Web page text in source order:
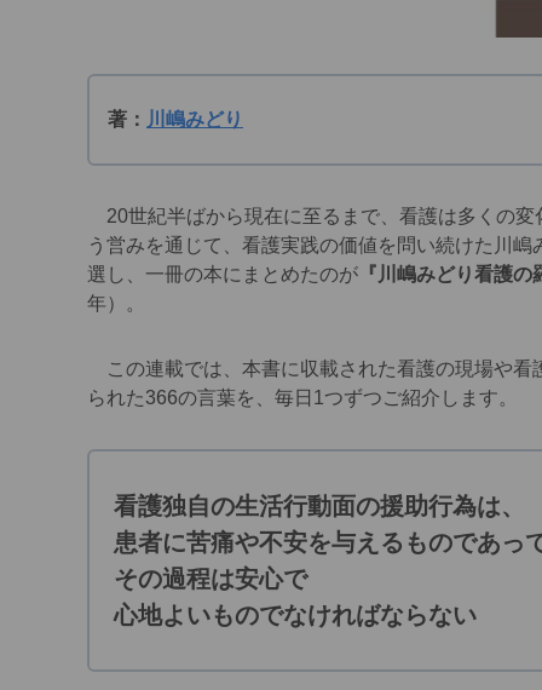
著： 川嶋みどり
20世紀半ばから現在に至るまで、看護は多くの
う営みを通じて、看護実践の価値を問い続けた川
選し、一冊の本にまとめたのが 『川嶋みどり看護
年）。
この連載では、本書に収載された看護の現場や看
られた366の言葉を、毎日1つずつご紹介します。
看護独自の生活行動面の援助行為は、
患者に苦痛や不安を与えるものであっ
その過程は安心で
心地よいものでなければならない